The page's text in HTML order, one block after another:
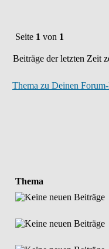
Seite 1 von 1
Beiträge der letzten Zeit
Thema zu Deinen
Thema